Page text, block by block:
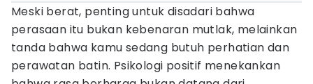
Meski berat, penting untuk disadari bahwa
perasaan itu bukan kebenaran mutlak, melainkan
tanda bahwa kamu sedang butuh perhatian dan
perawatan batin. Psikologi positif menekankan